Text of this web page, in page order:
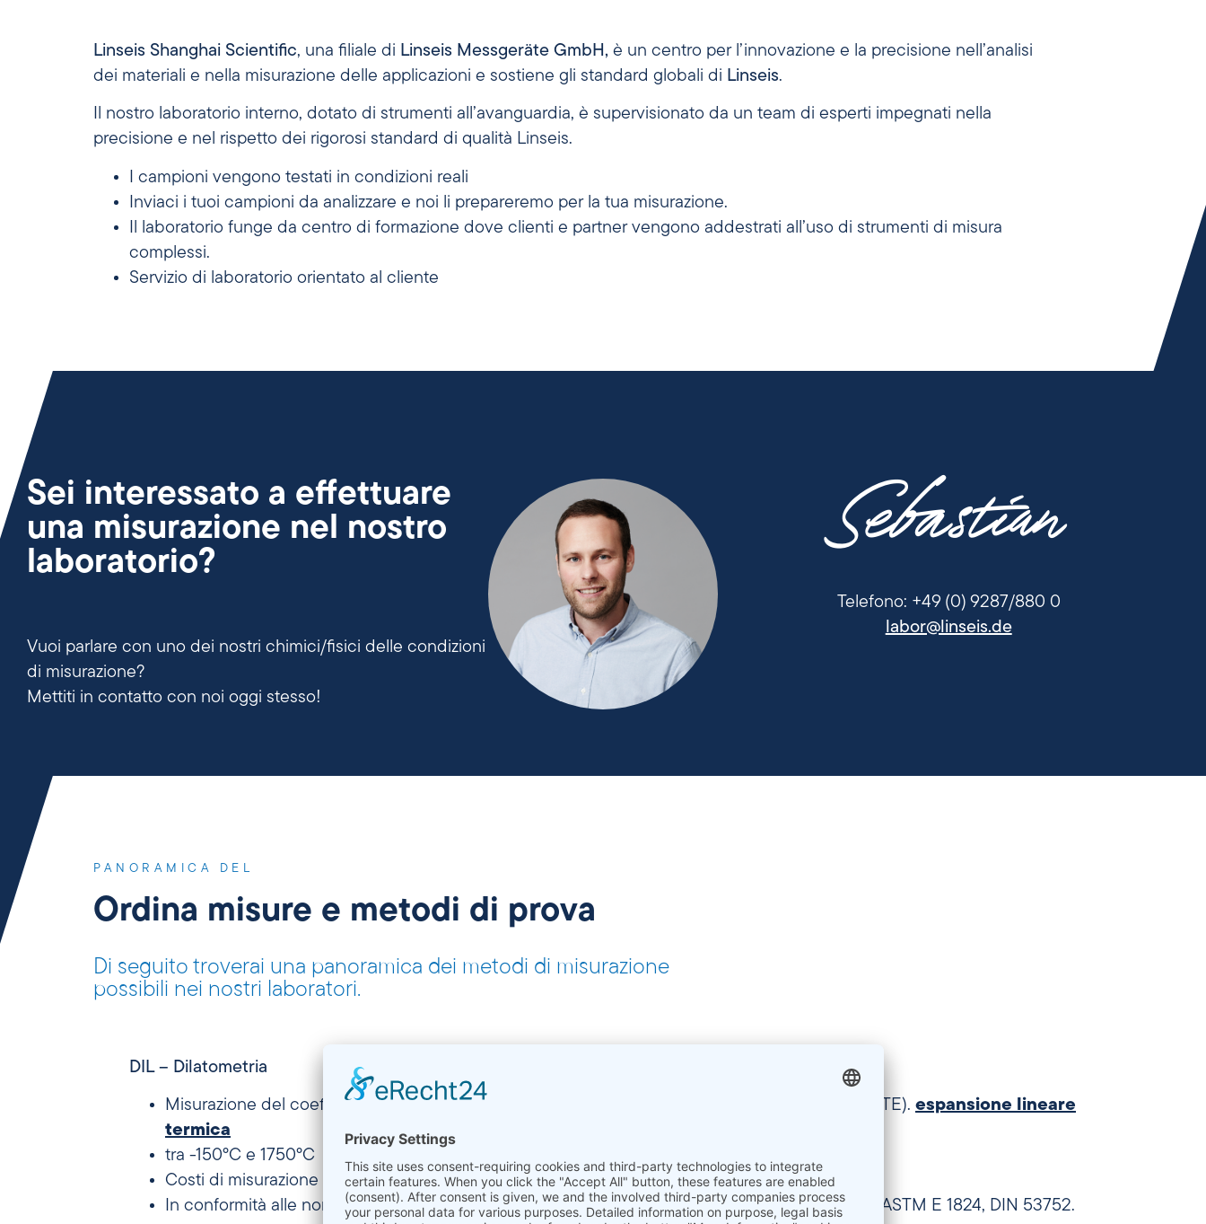
Linseis Shanghai Scientific, una filiale di Linseis Messgeräte GmbH, è un centro per l’innovazione e la precisione nell’analisi
dei materiali e nella misurazione delle applicazioni e sostiene gli standard globali di Linseis.
Il nostro laboratorio interno, dotato di strumenti all’avanguardia, è supervisionato da un team di esperti impegnati nella
precisione e nel rispetto dei rigorosi standard di qualità Linseis.
I campioni vengono testati in condizioni reali
Inviaci i tuoi campioni da analizzare e noi li prepareremo per la tua misurazione.
Il laboratorio funge da centro di formazione dove clienti e partner vengono addestrati all’uso di strumenti di misura
complessi.
Servizio di laboratorio orientato al cliente
Sei interessato a effettuare
una misurazione nel nostro
laboratorio?
Vuoi parlare con uno dei nostri chimici/fisici delle condizioni
di misurazione?
Mettiti in contatto con noi oggi stesso!
Sebastian
Telefono: +49 (0) 9287/880 0
labor@linseis.de
PANORAMICA DEL
Ordina misure e metodi di prova
Di seguito troverai una panoramica dei metodi di misurazione
possibili nei nostri laboratori.
DIL – Dilatometria
Misurazione del coefficiente di espansione termica (CTE) e dell’espansione lineare termica (CTE). espansione lineare
termica
tra -150°C e 1750°C
Costi di misurazione a partire da 300 euro
In conformità alle norme ASTM D 696, ASTM E 228, ASTM E 831, ASTM E 1363, ASTM E 1545, ASTM E 1824, DIN 53752.